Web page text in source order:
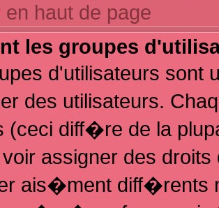
en haut de page
les groupes
d'utilisateurs sont
des utilisateurs.
(ceci diff�re de la
voir assigner des
ais�ment diff�rents